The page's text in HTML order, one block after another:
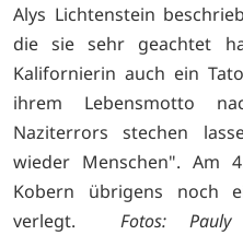
Alys Lichtenstein
die sie sehr geachtet
Kalifornierin auch ein
ihrem Lebensmotto
Naziterrors stechen
wieder Menschen". Am
Kobern übrigens noch
verlegt. Fotos: Pauly